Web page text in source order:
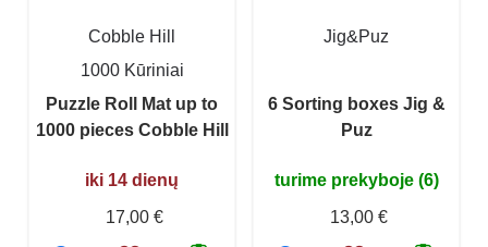
Cobble Hill
1000 Kūriniai
Puzzle Roll Mat up to
1000 pieces Cobble Hill
iki 14 dienų
17,00 €
Jig&Puz
6 Sorting boxes Jig &
Puz
turime prekyboje (6)
13,00 €